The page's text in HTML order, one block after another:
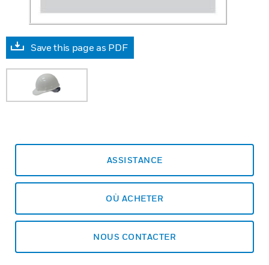
Save this page as PDF
ASSISTANCE
OÙ ACHETER
NOUS CONTACTER